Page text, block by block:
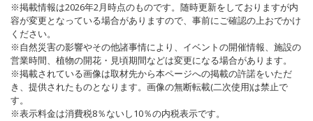
※掲載情報は2026年2月時点のものです。随時更新をしておりますが内
容が変更となっている場合がありますので、事前にご確認の上おでかけ
ください。
※自然災害の影響やその他諸事情により、イベントの開催情報、施設の
営業時間、植物の開花・見頃期間などは変更になる場合があります。
※掲載されている画像は取材先から本ページへの掲載の許諾をいただ
き、提供されたものとなります。画像の無断転載(二次使用)は禁止で
す。
※表示料金は消費税8％ないし10％の内税表示です。